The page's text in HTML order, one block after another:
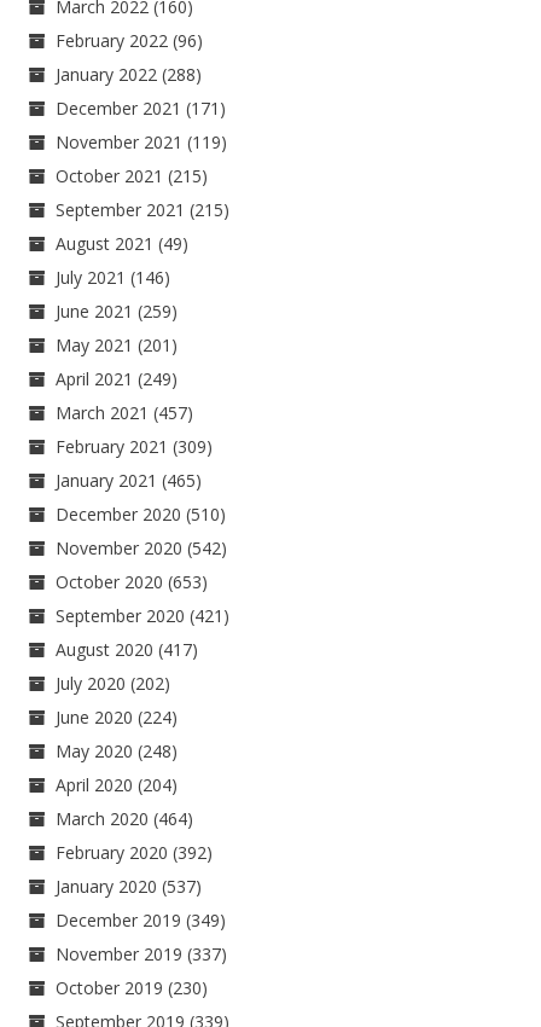
March 2022 (160)
February 2022 (96)
January 2022 (288)
December 2021 (171)
November 2021 (119)
October 2021 (215)
September 2021 (215)
August 2021 (49)
July 2021 (146)
June 2021 (259)
May 2021 (201)
April 2021 (249)
March 2021 (457)
February 2021 (309)
January 2021 (465)
December 2020 (510)
November 2020 (542)
October 2020 (653)
September 2020 (421)
August 2020 (417)
July 2020 (202)
June 2020 (224)
May 2020 (248)
April 2020 (204)
March 2020 (464)
February 2020 (392)
January 2020 (537)
December 2019 (349)
November 2019 (337)
October 2019 (230)
September 2019 (339)